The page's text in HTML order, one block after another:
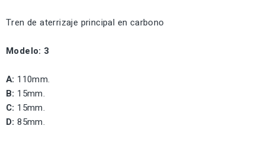
Tren de aterrizaje principal en carbono
Modelo: 3
A: 110mm.
B: 15mm.
C: 15mm.
D: 85mm.